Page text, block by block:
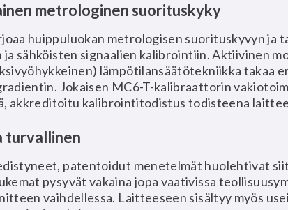
metrologinen suorituskyky
huippuluokan metrologisen suorituskyvyn ja
ja sähköisten signaalien kalibrointiin. Aktiivinen
lämpötilansäätötekniikka takaa
Jokaisen MC6-T-kalibraattorin
akkreditoitu kalibrointitodistus todisteena
turvallinen
patentoidut menetelmät huolehtivat
pysyvät vakaina jopa vaativissa
vaihdellessa. Laitteeseen sisältyy myös